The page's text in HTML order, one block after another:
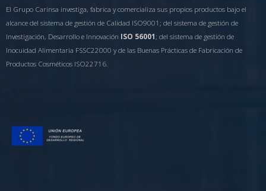
El Grupo Carinsa investiga, fabrica y comercializa sus propios productos bajo el
alcance del sistema de gestión de Calidad ISO9001; del sistema de gestión de
Investigación, Desarrollo e Innovación ISO 56001 ; del sistema de gestión de
Inocuidad Alimentaria FSSC22000 y de las Buenas Prácticas de Fabricación de
Productos Cosméticos ISO22716.